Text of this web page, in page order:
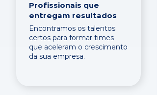
Profissionais que
entregam resultados
Encontramos os talentos
certos para formar times
que aceleram o crescimento
da sua empresa.